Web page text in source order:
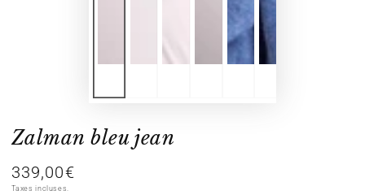
Zalman bleu jean
Prix
normal
339,00€
Taxes incluses.